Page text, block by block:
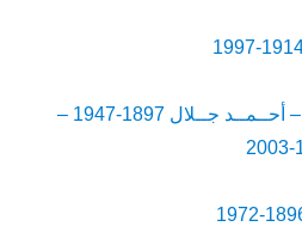
آســـيـــا 1912-1986 – أحــمــد جــلال 1897-1947 –